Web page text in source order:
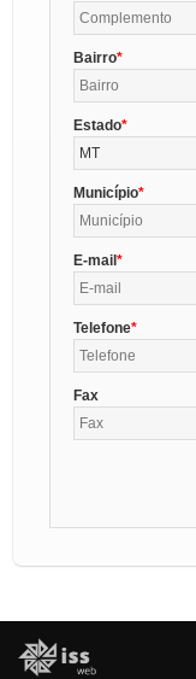
Bairro
Estado
MT
Município
E-mail
Telefone
Fax